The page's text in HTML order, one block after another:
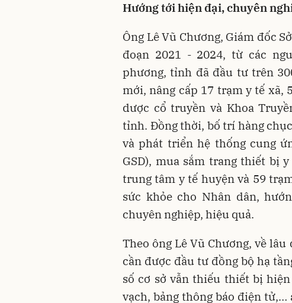
Hướng tới hiện đại, chuyên
Ông Lê Vũ Chương, Giám đốc
đoạn 2021 - 2024, từ các
phương, tỉnh đã đầu tư trên
mới, nâng cấp 17 trạm y tế xã,
dược cổ truyền và Khoa
tỉnh. Đồng thời, bố trí hàng
và phát triển hệ thống cung
GSD), mua sắm trang thiết bị
trung tâm y tế huyện và 59
sức khỏe cho Nhân dân,
chuyên nghiệp, hiệu quả.
Theo ông Lê Vũ Chương, về
cần được đầu tư đồng bộ hạ
số cơ sở vẫn thiếu thiết bị
vạch, bảng thông báo điện